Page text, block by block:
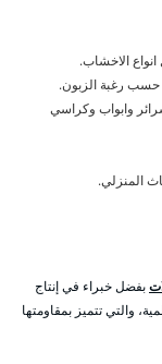
الاخشاب.
رغبة الزبون.
وابواب وكراسي
المنزلي.
بفضل خبراء في إنتاج
والتي تتميز بمقاومتها